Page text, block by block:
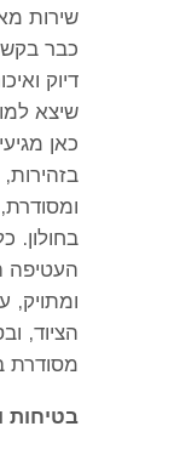
שירות
כבר
דיוק
שיצא
כאן
בזהירות,
ומסודרת,
בחולון.
העטיפה
ומתויק,
הציוד,
מסודרת
בטיחות